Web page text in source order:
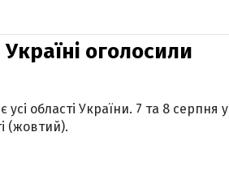
оголосили
області України. 7 та 8 серпня у
(жовтий).